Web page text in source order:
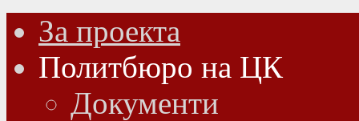
За проекта
Политбюро на ЦК
Документи